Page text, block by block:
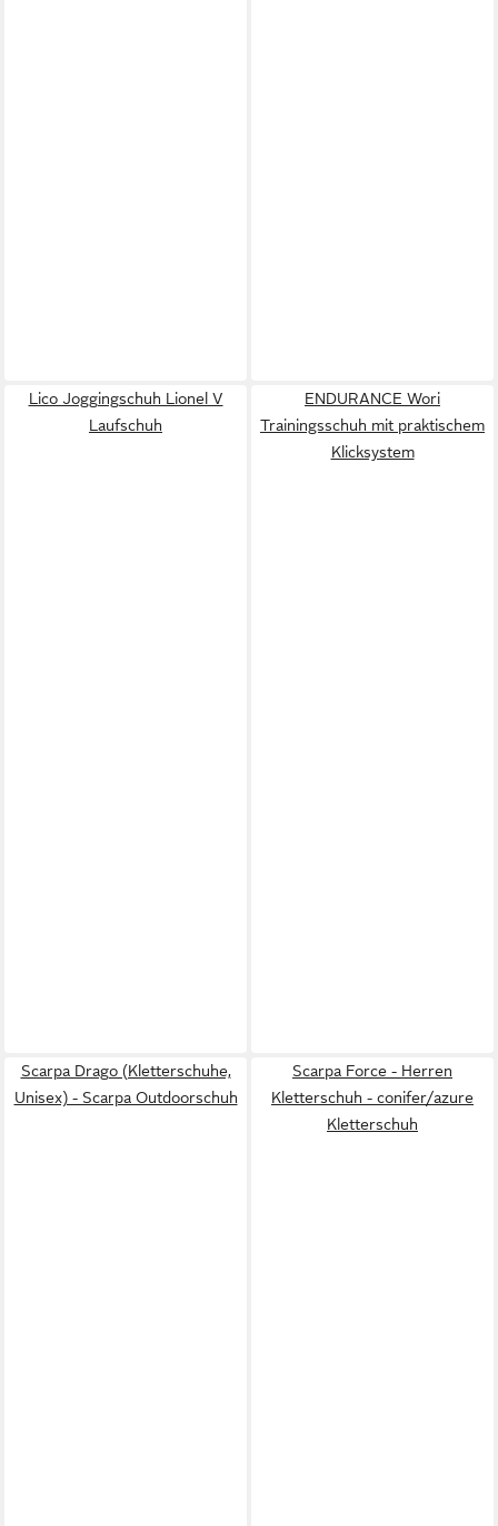
Lico Joggingschuh Lionel V
Laufschuh
ENDURANCE Wori
Trainingsschuh mit praktischem
Klicksystem
Scarpa Drago (Kletterschuhe,
Unisex) - Scarpa Outdoorschuh
Scarpa Force - Herren
Kletterschuh - conifer/azure
Kletterschuh